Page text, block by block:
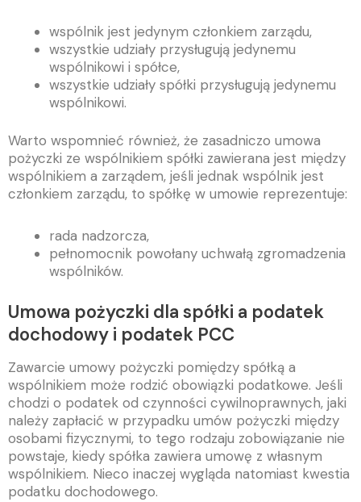
wspólnik jest jedynym członkiem zarządu,
wszystkie udziały przysługują jedynemu
wspólnikowi i spółce,
wszystkie udziały spółki przysługują jedynemu
wspólnikowi.
Warto wspomnieć również, że zasadniczo umowa
pożyczki ze wspólnikiem spółki zawierana jest między
wspólnikiem a zarządem, jeśli jednak wspólnik jest
członkiem zarządu, to spółkę w umowie reprezentuje:
rada nadzorcza,
pełnomocnik powołany uchwałą zgromadzenia
wspólników.
Umowa pożyczki dla spółki a podatek
dochodowy i podatek PCC
Zawarcie umowy pożyczki pomiędzy spółką a
wspólnikiem może rodzić obowiązki podatkowe. Jeśli
chodzi o podatek od czynności cywilnoprawnych, jaki
należy zapłacić w przypadku umów pożyczki między
osobami fizycznymi, to tego rodzaju zobowiązanie nie
powstaje, kiedy spółka zawiera umowę z własnym
wspólnikiem. Nieco inaczej wygląda natomiast kwestia
podatku dochodowego.